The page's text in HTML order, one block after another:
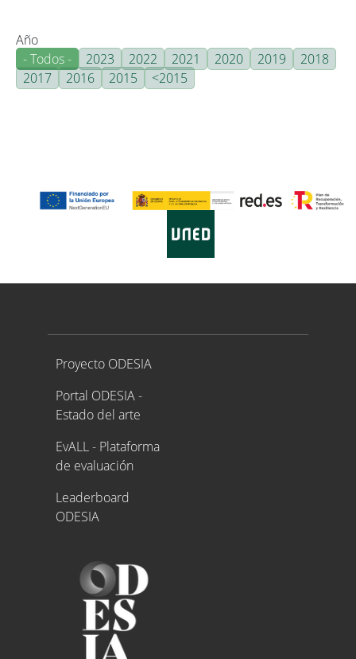
Año
- Todos -
2023 2022 2021 2020 2019
2018
2017
2016 2015 <2015
Proyecto ODESIA
Proyecto ODESIA
Portal ODESIA -
Estado del arte
EvALL - Plataforma
de evaluación
Leaderboard
ODESIA